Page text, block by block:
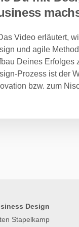
Video erläutert,
und agile
Deines Erfolges
Prozess ist der
bzw. zum
Design
Stapelkamp